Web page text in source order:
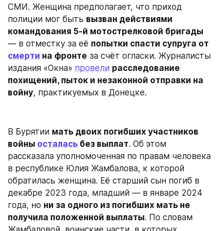
СМИ. Женщина предполагает, что приход
полиции мог быть вызван действиями
командования 5-й мотострелковой бригады
— в отместку за её
смерти на фронте за счёт огласки. Журналисты
издания «Окна» провели расследование
похищений, пыток и незаконной отправки на
войну, практикуемых в Донецке.
В Бурятии мать двоих погибших участников
войны осталась без выплат. Об этом
рассказала уполномоченная по правам человека
в республике Юлия Жамбалова, к которой
обратилась женщина. Её старший сын погиб в
декабре 2023 года, младший — в январе 2024
года, но ни за одного из погибших мать не
получила положенной выплаты. По словам